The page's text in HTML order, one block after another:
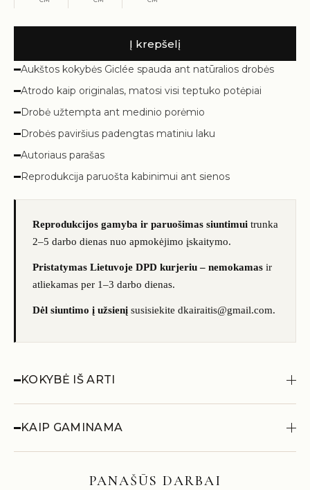
Į krepšelį
Aukštos kokybės Giclée spauda ant natūralios drobės
Atrodo kaip originalas, matosi visi teptuko potėpiai
Drobė užtempta ant medinio porėmio
Drobės paviršius padengtas matiniu laku
Autoriaus parašas
Reprodukcija paruošta kabinimui ant sienos
Reprodukcijos gamyba ir paruošimas siuntimui trunka
2–5 darbo dienas nuo apmokėjimo įskaitymo.
Pristatymas Lietuvoje DPD kurjeriu – nemokamas ir
atliekamas per 1–3 darbo dienas.
Dėl siuntimo į užsienį susisiekite dkairaitis@gmail.com.
KOKYBĖ IŠ ARTI
KAIP GAMINAMA
PANAŠŪS DARBAI